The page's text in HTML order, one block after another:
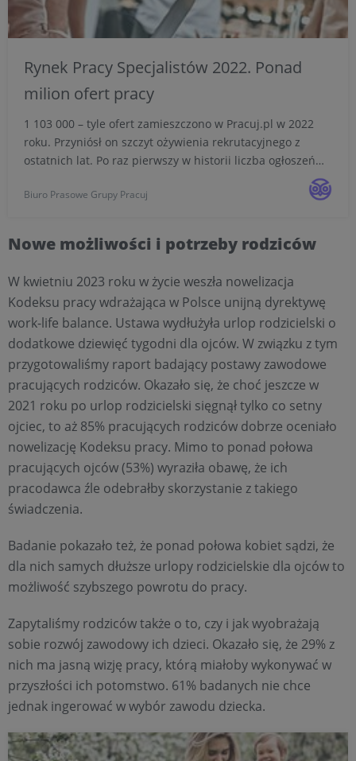
Rynek Pracy Specjalistów 2022. Ponad
milion ofert pracy
1 103 000 – tyle ofert zamieszczono w Pracuj.pl w 2022
roku. Przyniósł on szczyt ożywienia rekrutacyjnego z
ostatnich lat. Po raz pierwszy w historii liczba ogłoszeń
pracodawcy byli aktywni, szczególnie w pierwszym pó...
Biuro Prasowe Grupy Pracuj
Nowe możliwości i potrzeby rodziców
W kwietniu 2023 roku w życie weszła nowelizacja
Kodeksu pracy wdrażająca w Polsce unijną dyrektywę
work-life balance. Ustawa wydłużyła urlop rodzicielski o
dodatkowe dziewięć tygodni dla ojców. W związku z tym
przygotowaliśmy raport badający postawy zawodowe
pracujących rodziców. Okazało się, że choć jeszcze w
2021 roku po urlop rodzicielski sięgnął tylko co setny
ojciec, to aż 85% pracujących rodziców dobrze oceniało
nowelizację Kodeksu pracy. Mimo to ponad połowa
pracujących ojców (53%) wyraziła obawę, że ich
pracodawca źle odebrałby skorzystanie z takiego
świadczenia.
Badanie pokazało też, że ponad połowa kobiet sądzi, że
dla nich samych dłuższe urlopy rodzicielskie dla ojców to
możliwość szybszego powrotu do pracy.
Zapytaliśmy rodziców także o to, czy i jak wyobrażają
sobie rozwój zawodowy ich dzieci. Okazało się, że 29% z
nich ma jasną wizję pracy, którą miałoby wykonywać w
przyszłości ich potomstwo. 61% badanych nie chce
jednak ingerować w wybór zawodu dziecka.